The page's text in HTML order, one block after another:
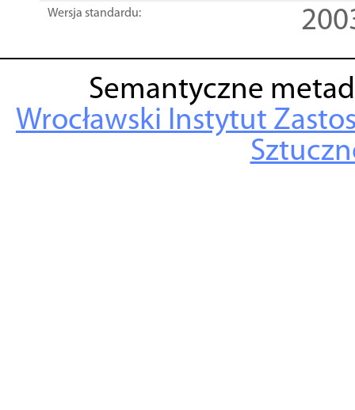
Wersja standardu:
Semantyczne
Wrocławski Instytut